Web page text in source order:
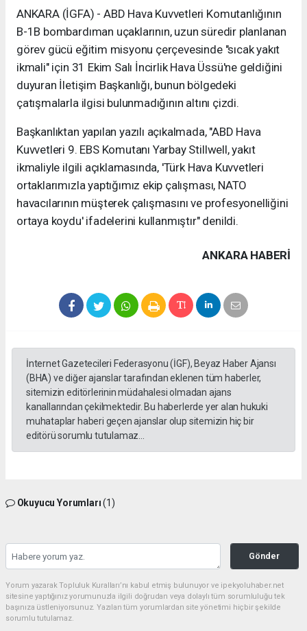
ANKARA (İGFA) - ABD Hava Kuvvetleri Komutanlığının
B-1B bombardıman uçaklarının, uzun süredir planlanan
görev gücü eğitim misyonu çerçevesinde "sıcak yakıt
ikmali" için 31 Ekim Salı İncirlik Hava Üssü'ne geldiğini
duyuran İletişim Başkanlığı, bunun bölgedeki
çatışmalarla ilgisi bulunmadığının altını çizdi.
Başkanlıktan yapılan yazılı açıkalmada, "ABD Hava
Kuvvetleri 9. EBS Komutanı Yarbay Stillwell, yakıt
ikmaliyle ilgili açıklamasında, 'Türk Hava Kuvvetleri
ortaklarımızla yaptığımız ekip çalışması, NATO
havacılarının müşterek çalışmasını ve profesyonelliğini
ortaya koydu' ifadelerini kullanmıştır" denildi.
ANKARA HABERİ
İnternet Gazetecileri Federasyonu (İGF), Beyaz Haber Ajansı
(BHA) ve diğer ajanslar tarafından eklenen tüm haberler,
sitemizin editörlerinin müdahalesi olmadan ajans
kanallarından çekilmektedir. Bu haberlerde yer alan hukuki
muhataplar haberi geçen ajanslar olup sitemizin hiç bir
editörü sorumlu tutulamaz...
Okuyucu Yorumları(1)
Gönder
Yorum yazarak Topluluk Kuralları’nı kabul etmiş bulunuyor ve ipekyoluhaber.net
sitesine yaptığınız yorumunuzla ilgili doğrudan veya dolaylı tüm sorumluluğu tek
başınıza üstleniyorsunuz. Yazılan tüm yorumlardan site yönetimi hiçbir şekilde
sorumlu tutulamaz.